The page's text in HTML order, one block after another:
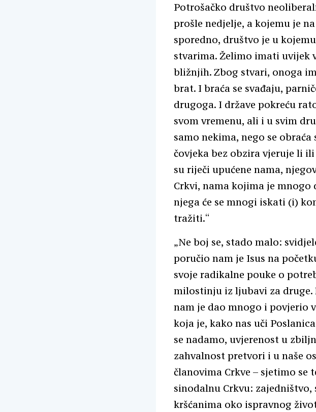
Potrošačko društvo
prošle nedjelje, a kojemu je
sporedno, društvo je u
stvarima. Želimo imati uvijek
bližnjih. Zbog stvari, onoga
brat. I braća se svađaju,
drugoga. I države pokreću
svom vremenu, ali i u svim
samo nekima, nego se
čovjeka bez obzira vjeruje li
su riječi upućene nama,
Crkvi, nama kojima je mnogo
njega će se mnogi iskati (i)
tražiti.“
„Ne boj se, stado malo:
poručio nam je Isus na
svoje radikalne pouke o
milostinju iz ljubavi za druge.
nam je dao mnogo i povjerio
koja je, kako nas uči
se nadamo, uvjerenost u
zahvalnost pretvori i u naše
članovima Crkve – sjetimo se
sinodalnu Crkvu:
kršćanima oko ispravnog